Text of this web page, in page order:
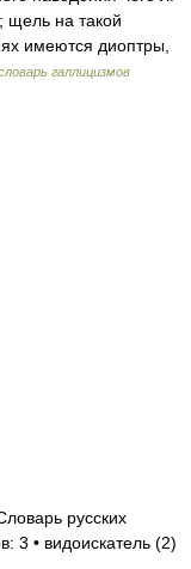
щель на такой
имеются диоптры,
галлицизмов
русских
3 • видоискатель (2)